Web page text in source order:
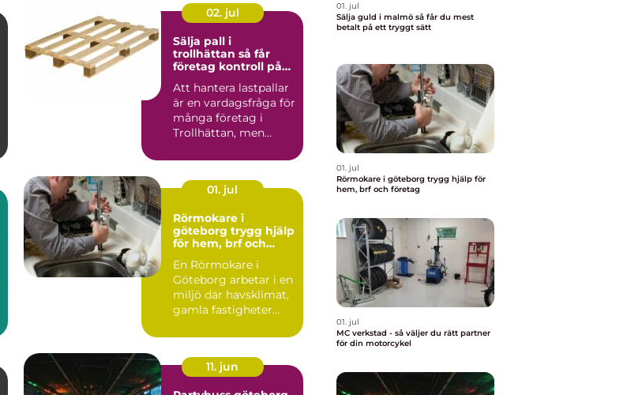
02. jul
Sälja pall i
trollhättan så får
företag kontroll på
Att hantera lastpallar
är en vardagsfråga för
många företag i
Trollhättan, men
me...
01. jul
Rörmokare i
göteborg trygg hjälp
för hem, brf och
En Rörmokare i
Göteborg arbetar i en
miljö där havsklimat,
gamla fastigheter
stäl...
11. jun
01. jul
Sälja guld i malmö så får du mest
betalt på ett tryggt sätt
01. jul
Rörmokare i göteborg trygg hjälp för
hem, brf och företag
01. jul
MC verkstad - så väljer du rätt partner
för din motorcykel